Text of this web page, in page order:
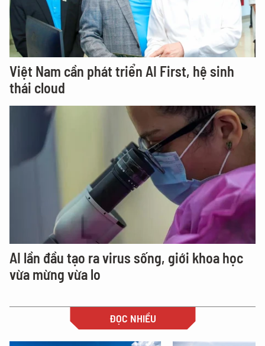
Việt Nam cần phát triển AI First, hệ sinh
thái cloud
AI lần đầu tạo ra virus sống, giới khoa học
vừa mừng vừa lo
ĐỌC NHIỀU